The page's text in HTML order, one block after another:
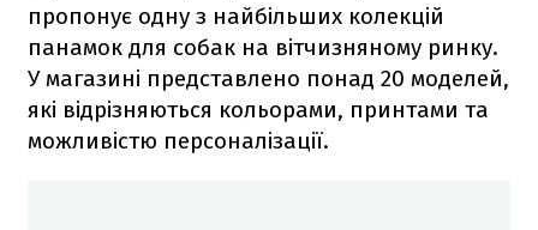
пропонує одну з найбільших колекцій
панамок для собак на вітчизняному ринку.
У магазині представлено понад 20 моделей,
які відрізняються кольорами, принтами та
можливістю персоналізації.